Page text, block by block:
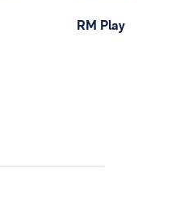
RM Play